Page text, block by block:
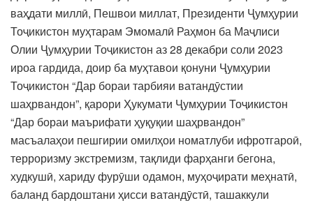
ваҳдати миллӣ, Пешвои миллат, Президенти Ҷумҳурии
Тоҷикистон муҳтарам Эмомалӣ Раҳмон ба Маҷлиси
Олии Ҷумҳурии Тоҷикистон аз 28 декабри соли 2023
ироа гардида, доир ба муҳтавои қонуни Ҷумҳурии
Тоҷикистон “Дар бораи тарбияи ватандӯстии
шаҳрвандон”, қарори Ҳукумати Ҷумҳурии Тоҷикистон
“Дар бораи маърифати ҳуқуқии шаҳрвандон”
масъалаҳои пешгирии омилҳои номатлуби ифротгароӣ,
терроризму экстремизм, тақлиди фарҳанги бегона,
худкушӣ, хариду фурӯши одамон, муҳоҷирати меҳнатӣ,
баланд бардоштани ҳисси ватандӯстӣ, ташаккули